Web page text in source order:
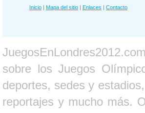
Inicio | Mapa del sitio | Enlaces | Contacto
sobre los Juegos
deportes, sedes y
reportajes y mucho más.